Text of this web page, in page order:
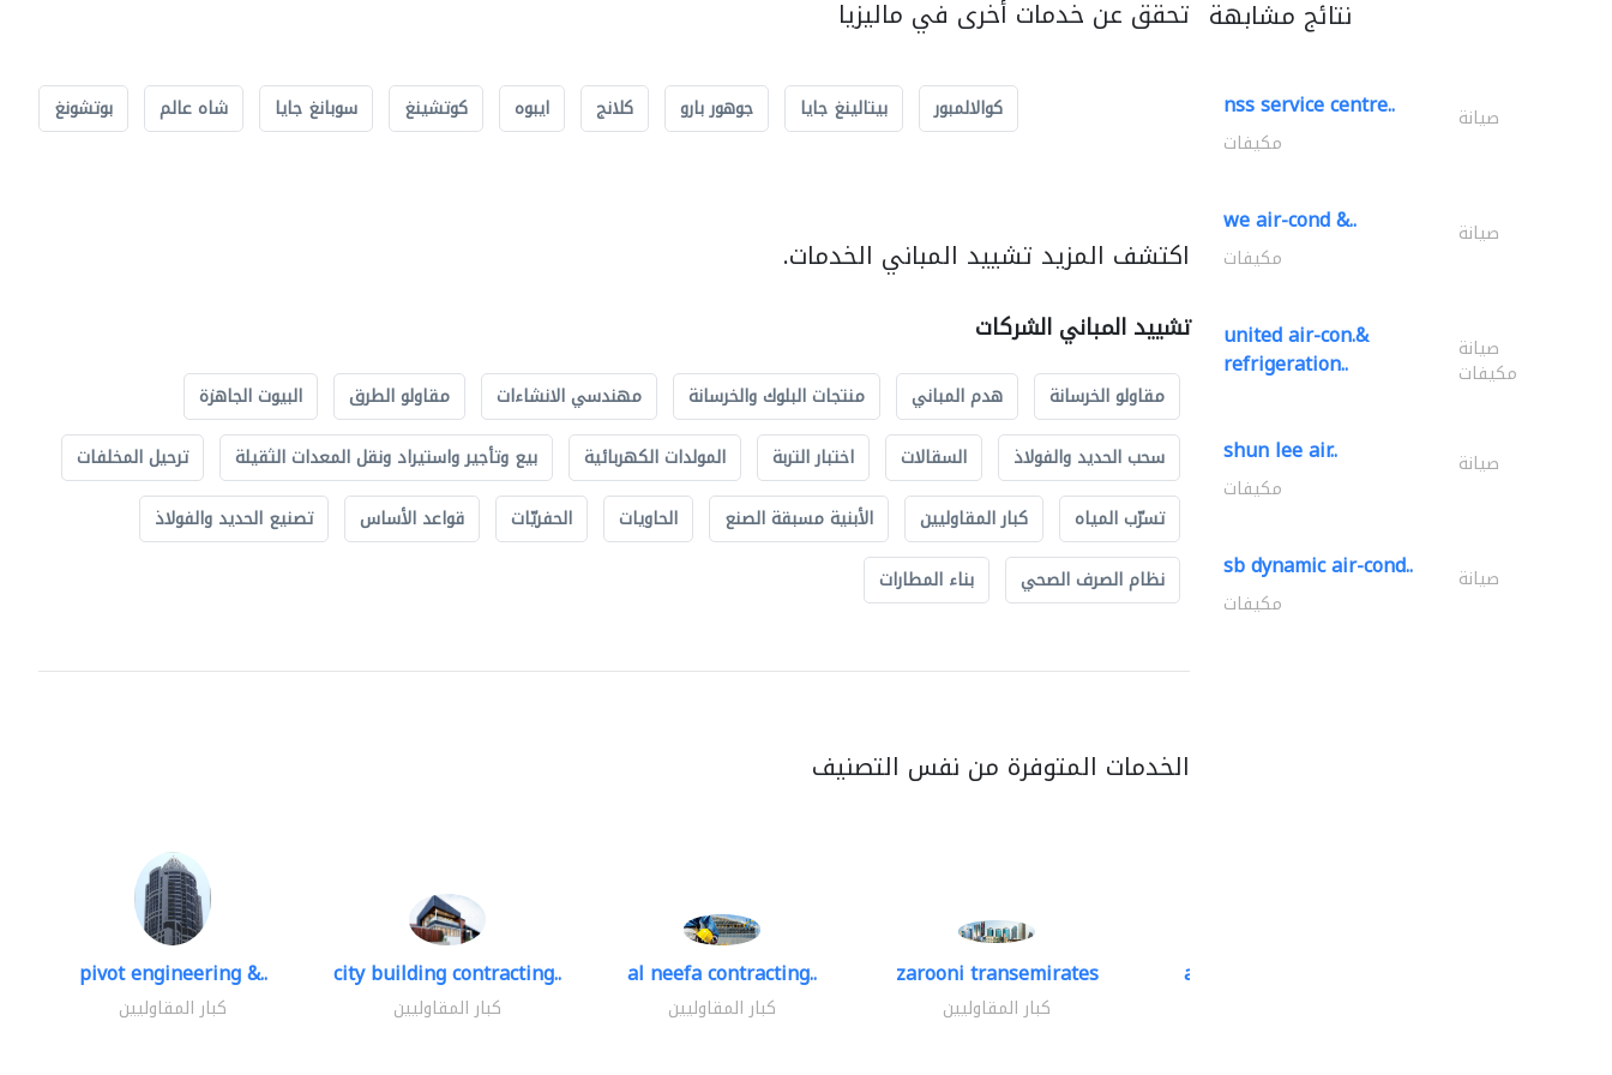
تحقق عن خدمات أخرى في ماليزيا
كوالالمبور بيتالينغ جايا جوهور بارو كلانج ايبوه كوتشينغ سوبانغ جايا شاه عالم بوتشونغ
اكتشف المزيد تشييد المباني الخدمات.
تشييد المباني الشركات
مقاولو الخرسانة هدم المباني منتجات البلوك والخرسانة مهندسي الانشاءات مقاولو الطرق
البيوت الجاهزة
سحب الحديد والفولاذ
السقالات اختبار التربة المولدات الكهربائية بيع وتأجير واستيراد ونقل المعدات الثقيلة
ترحيل المخلفات
تسرّب المياه
كبار المقاوليين الأبنية مسبقة الصنع الحاويات الحفريّات قواعد الأساس
تصنيع الحديد والفولاذ
نظام الصرف الصحي
بناء المطارات
الخدمات المتوفرة من نفس التصنيف
pivot engineering &..
كبار المقاوليين
city building contracting..
كبار المقاوليين
al neefa contracting..
كبار المقاوليين
zarooni transemirates
كبار المقاوليين
accurate bldh cont..
نتائج مشابهة
nss service centre.. صيانة
مكيفات
we air-cond &.. صيانة
مكيفات
united air-con.&
refrigeration.. صيانة
مكيفات
shun lee air.. صيانة
مكيفات
sb dynamic air-cond.. صيانة
مكيفات